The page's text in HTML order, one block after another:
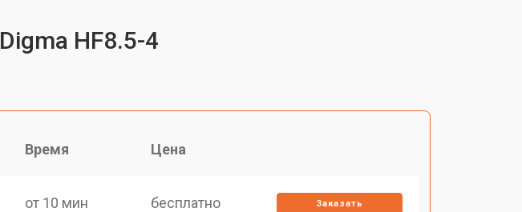
HF8.5-4
Время Цена
от 10 мин бесплатно Заказать